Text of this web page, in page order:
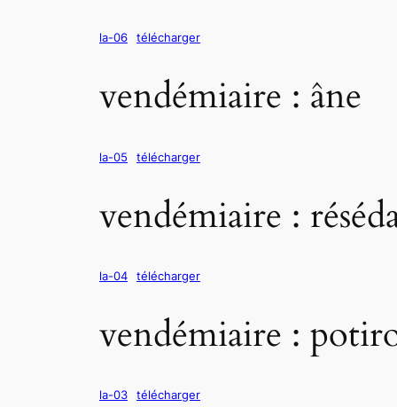
la-06 télécharger
vendémiaire : âne
la-05 télécharger
vendémiaire :
la-04 télécharger
vendémiaire :
la-03 télécharger